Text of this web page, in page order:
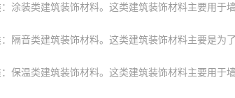
涂装类建筑装饰材料。这类建筑装饰材料主要用于
隔音类建筑装饰材料。这类建筑装饰材料主要是为
保温类建筑装饰材料。这类建筑装饰材料主要用于